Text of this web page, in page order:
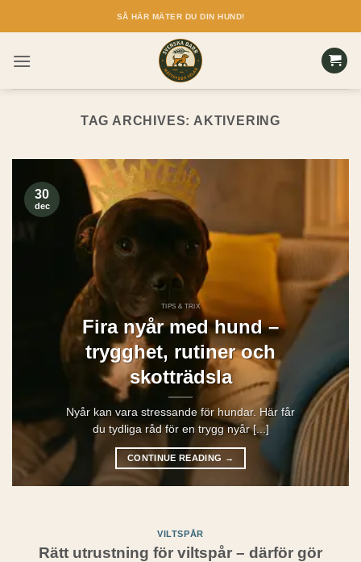
to
SÅ HÄR MÄTER DU DIN HUND!
TAG ARCHIVES: AKTIVERING
TIPS & TRIX
Fira nyår med hund –
trygghet, rutiner och
skotträdsla
Nyår kan vara stressande för hundar. Här får
du tydliga råd för en trygg nyår [...]
CONTINUE READING →
30
dec
VILTSPÅR
Rätt utrustning för viltspår – därför gör